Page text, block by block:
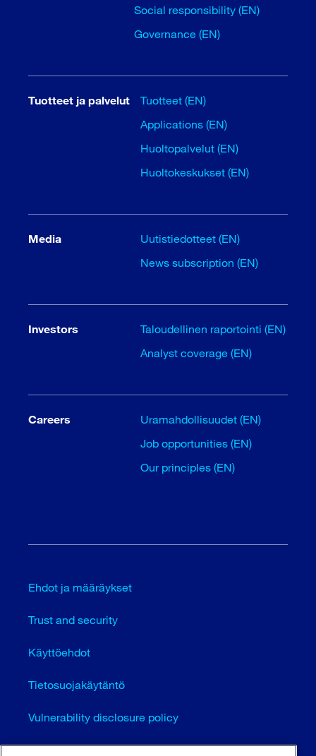
Social responsibility (EN)
Governance (EN)
Tuotteet ja palvelut
Tuotteet (EN)
Applications (EN)
Huoltopalvelut (EN)
Huoltokeskukset (EN)
Media
Uutistiedotteet (EN)
News subscription (EN)
Investors
Taloudellinen raportointi (EN)
Analyst coverage (EN)
Careers
Uramahdollisuudet (EN)
Job opportunities (EN)
Our principles (EN)
Ehdot ja määräykset
Trust and security
Käyttöehdot
Tietosuojakäytäntö
Vulnerability disclosure policy
Cookie settings (EN)